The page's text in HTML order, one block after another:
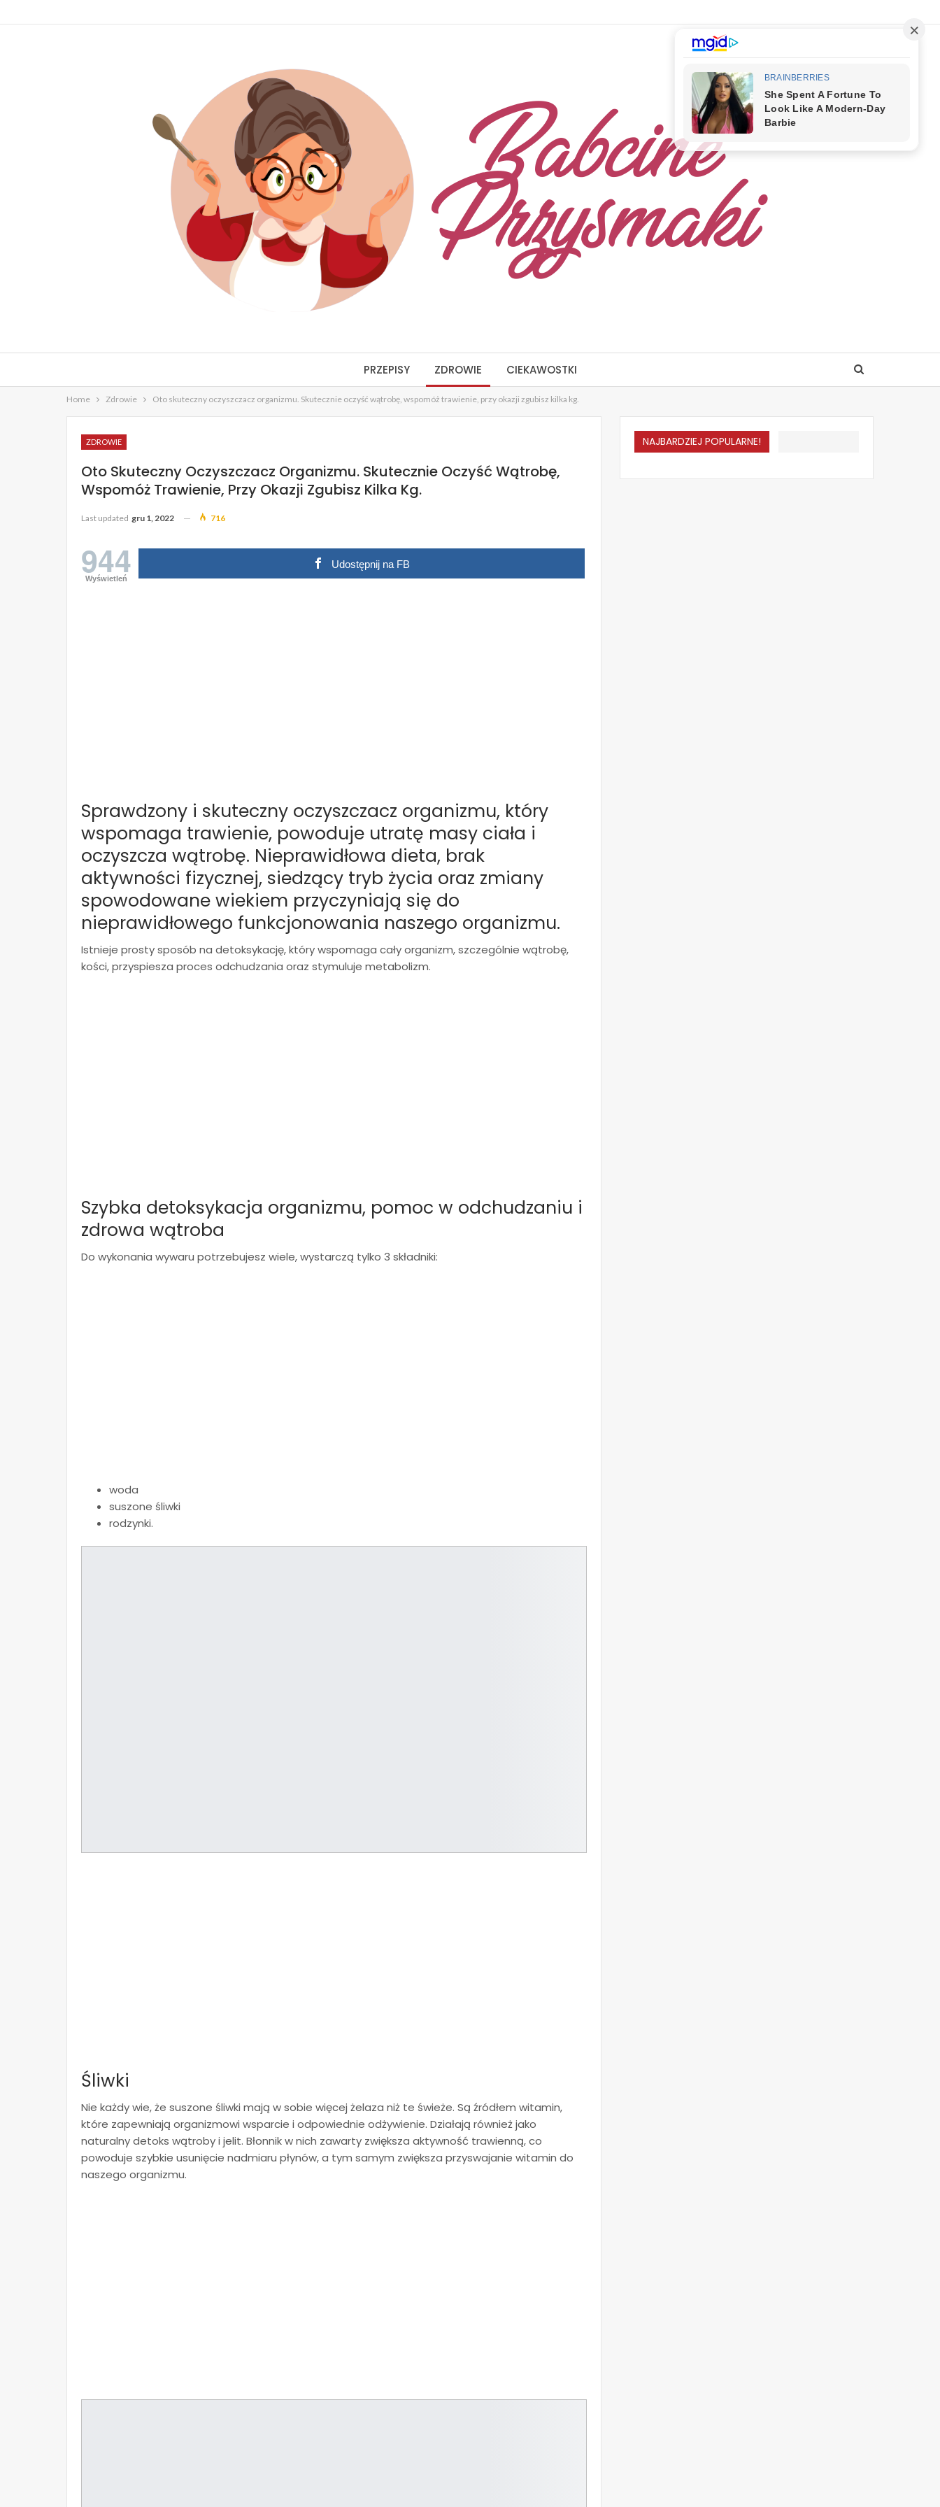
PRZEPISY ZDROWIE CIEKAWOSTKI
Home Zdrowie Oto skuteczny oczyszczacz organizmu. Skutecznie oczyść wątrobę, wspomóż trawienie, przy okazji zgubisz kilka kg.
ZDROWIE
Oto Skuteczny Oczyszczacz Organizmu. Skutecznie Oczyść Wątrobę,
Wspomóż Trawienie, Przy Okazji Zgubisz Kilka Kg.
Last updated gru 1, 2022 716
944
Wyświetleń
Udostępnij na FB
Sprawdzony i skuteczny oczyszczacz organizmu, który
wspomaga trawienie, powoduje utratę masy ciała i
oczyszcza wątrobę. Nieprawidłowa dieta, brak
aktywności fizycznej, siedzący tryb życia oraz zmiany
spowodowane wiekiem przyczyniają się do
nieprawidłowego funkcjonowania naszego organizmu.
Istnieje prosty sposób na detoksykację, który wspomaga cały organizm, szczególnie wątrobę,
kości, przyspiesza proces odchudzania oraz stymuluje metabolizm.
Szybka detoksykacja organizmu, pomoc w odchudzaniu i
zdrowa wątroba
Do wykonania wywaru potrzebujesz wiele, wystarczą tylko 3 składniki:
woda
suszone śliwki
rodzynki.
Śliwki
Nie każdy wie, że suszone śliwki mają w sobie więcej żelaza niż te świeże. Są źródłem witamin,
które zapewniają organizmowi wsparcie i odpowiednie odżywienie. Działają również jako
naturalny detoks wątroby i jelit. Błonnik w nich zawarty zwiększa aktywność trawienną, co
powoduje szybkie usunięcie nadmiaru płynów, a tym samym zwiększa przyswajanie witamin do
naszego organizmu.
NAJBARDZIEJ POPULARNE!